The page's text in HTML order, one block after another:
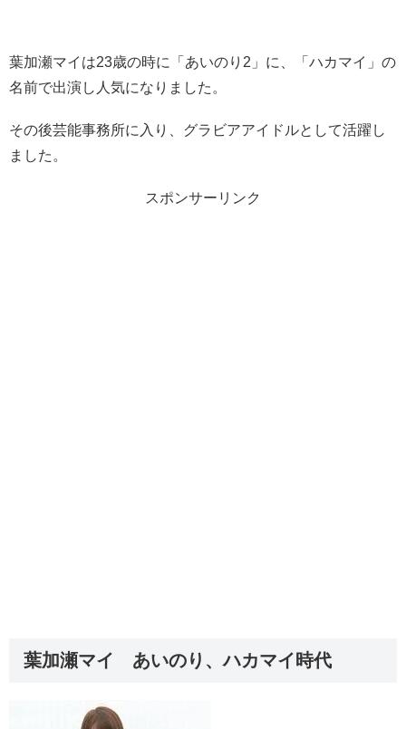
葉加瀬マイは23歳の時に「あいのり2」に、「ハカマイ」の
名前で出演し人気になりました。
その後芸能事務所に入り、グラビアアイドルとして活躍し
ました。
スポンサーリンク
葉加瀬マイ あいのり、ハカマイ時代